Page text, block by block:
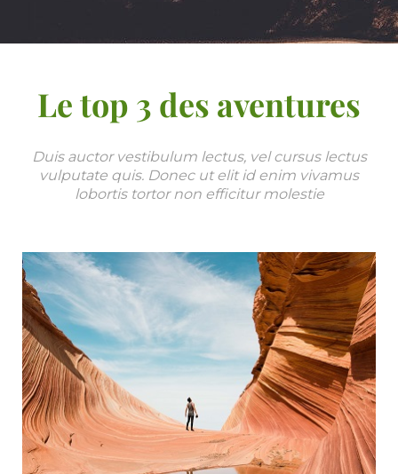
Le top 3 des aventures
Duis auctor vestibulum lectus, vel cursus lectus
vulputate quis. Donec ut elit id enim vivamus
lobortis tortor non efficitur molestie